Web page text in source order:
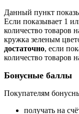
Данный пункт
Если показывает 1
количество товаров
кружка зеленым
достаточно, если
количество товаров
Бонусные баллы
Покупателям
получать на